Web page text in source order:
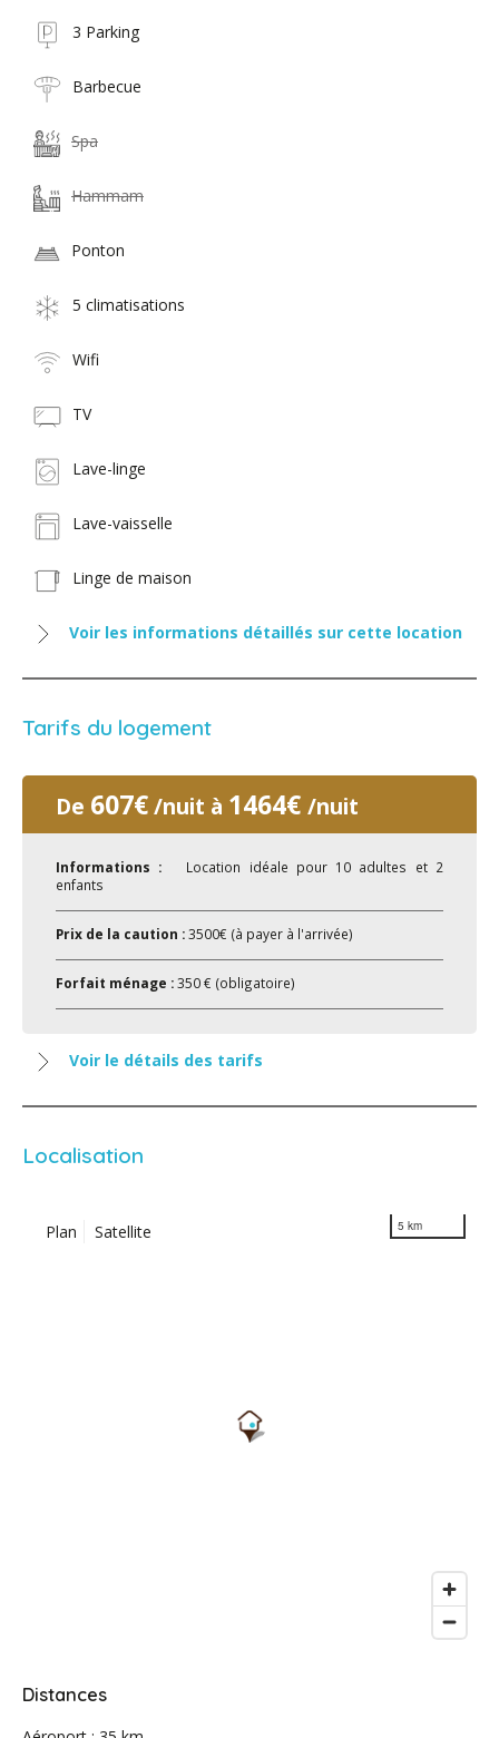
3 Parking
Barbecue
Spa
Hammam
Ponton
5 climatisations
Wifi
TV
Lave-linge
Lave-vaisselle
Linge de maison
Voir les informations détaillés sur cette location
Tarifs du logement
De 607€/nuit à 1464€ /nuit
Informations :
Location idéale pour 10 adultes et 2
enfants
Prix de la caution :3500€ (à payer à l'arrivée)
Forfait ménage :350 € (obligatoire)
Voir le détails des tarifs
Localisation
Plan Satellite 5 km
Distances